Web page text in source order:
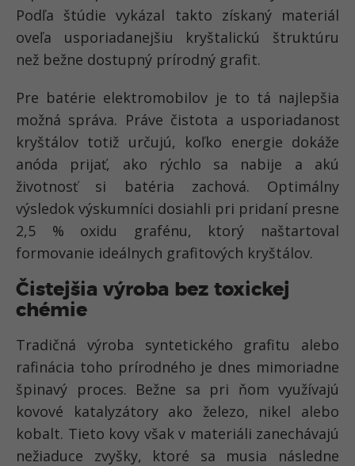
Podľa štúdie vykázal takto získaný materiál
oveľa usporiadanejšiu kryštalickú štruktúru
než bežne dostupný prírodný grafit.
Pre batérie elektromobilov je to tá najlepšia
možná správa. Práve čistota a usporiadanosť
kryštálov totiž určujú, koľko energie dokáže
anóda prijať, ako rýchlo sa nabije a akú
životnosť si batéria zachová. Optimálny
výsledok výskumníci dosiahli pri pridaní presne
2,5 % oxidu grafénu, ktorý naštartoval
formovanie ideálnych grafitových kryštálov.
Čistejšia výroba bez toxickej
chémie
Tradičná výroba syntetického grafitu alebo
rafinácia toho prírodného je dnes mimoriadne
špinavý proces. Bežne sa pri ňom využívajú
kovové katalyzátory ako železo, nikel alebo
kobalt. Tieto kovy však v materiáli zanechávajú
nežiaduce zvyšky, ktoré sa musia následne